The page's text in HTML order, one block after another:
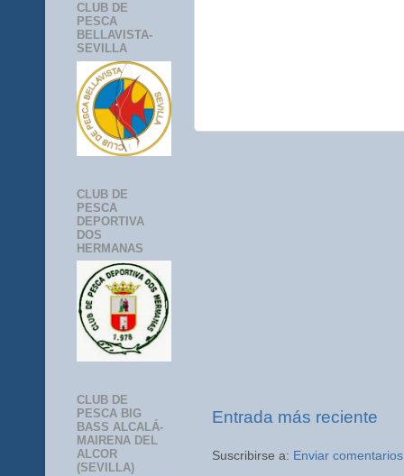
Entrada más reciente
Suscribirse a: Enviar
CLUB DE
PESCA
BELLAVISTA-
SEVILLA
CLUB DE
PESCA
DEPORTIVA
DOS
HERMANAS
CLUB DE
PESCA BIG
BASS ALCALÁ-
MAIRENA DEL
ALCOR
(SEVILLA)